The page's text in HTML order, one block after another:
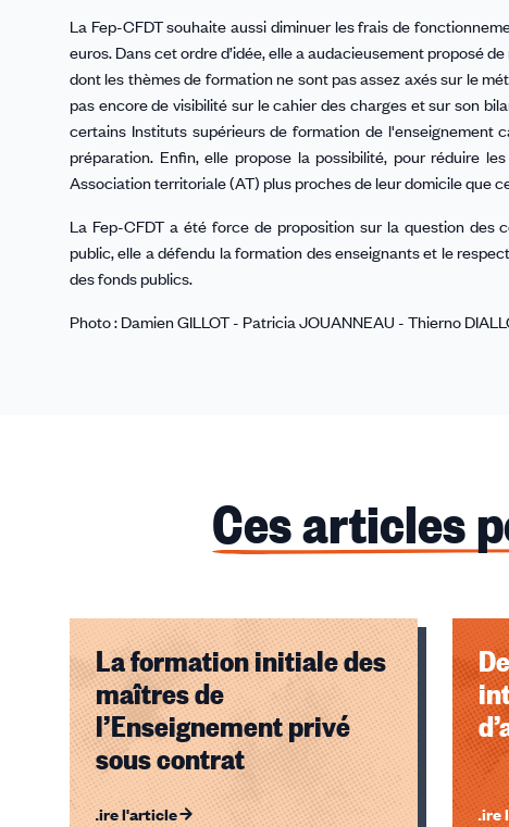
La Fep-CFDT souhaite aussi diminuer les frais de
euros. Dans cet ordre d’idée, elle a audacieusement proposé
dont les thèmes de formation ne sont pas assez axés sur le
pas encore de visibilité sur le cahier des charges et sur son
certains Instituts supérieurs de formation de l'enseignement
préparation. Enfin, elle propose la possibilité, pour réduire
Association territoriale (AT) plus proches de leur domicile que
La Fep-CFDT a été force de proposition sur la question des
public, elle a défendu la formation des enseignants et le
des fonds publics.
Photo : Damien GILLOT - Patricia JOUANNEAU - Thierno
Ces articles
La formation initiale des
maîtres de
l’Enseignement privé
sous contrat
Lire l'article Lire